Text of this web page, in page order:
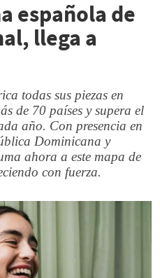
española de
llega a
todas sus piezas en
de 70 países y supera el
año. Con presencia en
Dominicana y
ahora a este mapa de
con fuerza.